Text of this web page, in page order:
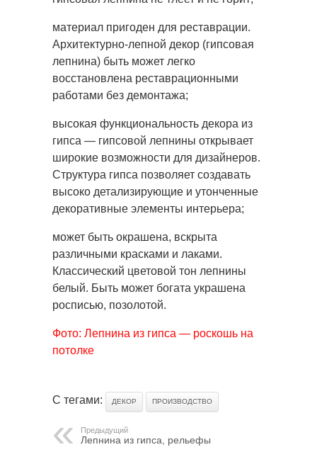
материал пригоден для реставрации.
Архитектурно-лепной декор (гипсовая
лепнина) быть может легко
восстановлена реставрационными
работами без демонтажа;
высокая функциональность декора из
гипса — гипсовой лепнины открывает
широкие возможности для дизайнеров.
Структура гипса позволяет создавать
высоко детализирующие и утонченные
декоративные элементы интерьера;
может быть окрашена, вскрыта
различными красками и лаками.
Классический цветовой тон лепнины
белый. Быть может богата украшена
росписью, позолотой.
Фото: Лепнина из гипса — роскошь на
потолке
С тегами: ДЕКОР ПРОИЗВОДСТВО
Предыдущий
Лепнина из гипса, рельефы